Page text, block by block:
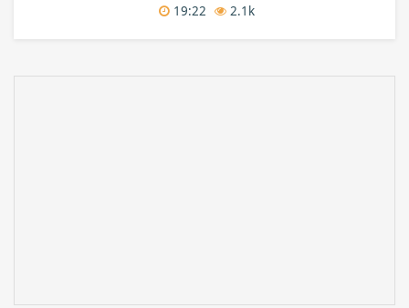
19:22
2.1k